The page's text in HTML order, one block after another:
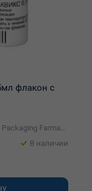
флакон с
NextPharma Oy, Финляндия/Manufacturing Packaging Farmaca (MPF) B.V., Нидерланды/Santen Oy
В наличии